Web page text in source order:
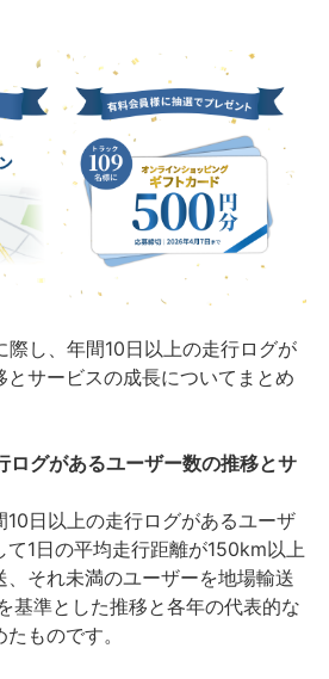
際し、年間10日以上の走行ログが
とサービスの成長についてまとめ
グがあるユーザー数の推移とサ
10日以上の走行ログがあるユーザ
て1日の平均走行距離が150km以上
それ未満のユーザーを地場輸送
基準とした推移と各年の代表的な
ものです。